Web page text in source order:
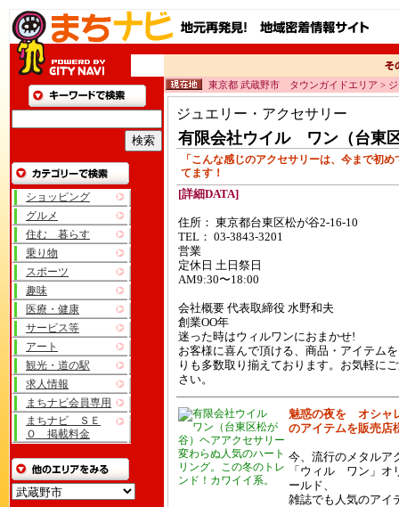
ショッピング
グルメ
住む 暮らす
乗り物
スポーツ
趣味
医療・健康
サービス等
アート
観光・道の駅
求人情報
まちナビ会員専用
まちナビ ＳＥ
Ｏ 掲載料金
東京都 武蔵野市 タウンガイドエリア >
ジュエリー・アクセサリー
有限会社ウイル ワン（台東
「こんな感じのアクセサリーは、今まで初
てます！
[詳細DATA]
住所： 東京都台東区松が谷2-16-10
TEL： 03-3843-3201
営業
定休日 土日祭日
AM9:30〜18:00
会社概要 代表取締役 水野和夫
創業OO年
迷った時はウィルワンにおまかせ!
お客様に喜んで頂ける、商品・アイテム
りも多数取り揃えております。お気軽に
さい。
変わらぬ人気のハート
リング。この冬のトレ
ンド！カワイイ系。
魅惑の夜を オシャ
のアイテムを販売店
今、流行のメタルア
「ウィル ワン」オ
ールド、
雑誌でも人気のアイ